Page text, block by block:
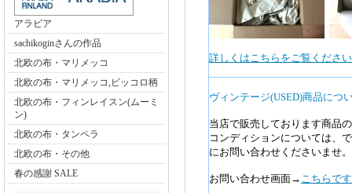
アラビア
sachikoginさんの作品
北欧の布・マリメッコ
北欧の布・マリメッコ,ピッコロ柄
北欧の布・フィンレイスン(ムーミ
ン)
北欧の布・タンペラ
北欧の布・その他
春の感謝 SALE
詳しくはこちらをご覧くださ
ヴィンテージ(USED)商品につ
当店で販売しております商品
コンディションについては、
にお問い合わせくださいませ。
お問い合わせ画面→ こちらです